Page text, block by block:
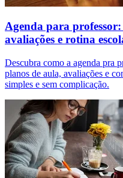
Agenda para
avaliações e rotina
Descubra como a agenda pra
planos de aula, avaliações e
simples e sem complicação.